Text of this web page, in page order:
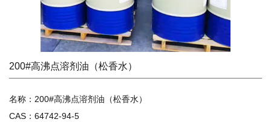
200#高沸点溶剂油（松香水）
名称：200#高沸点溶剂油（松香水）
CAS：64742-94-5